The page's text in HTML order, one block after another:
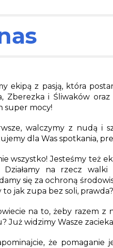
ekipą z pasją, która
Zberezka i Śliwaków
super mocy!
walczymy z nudą i
dla Was spotkania,
wszystko! Jesteśmy też
Działamy na rzecz
się za ochroną
jak zupa bez soli, prawda?
na to, żeby razem z
Już widzimy Wasze
że pomaganie